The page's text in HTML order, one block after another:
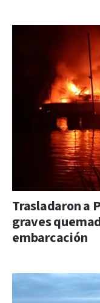
Trasladaron a
graves
embarcación